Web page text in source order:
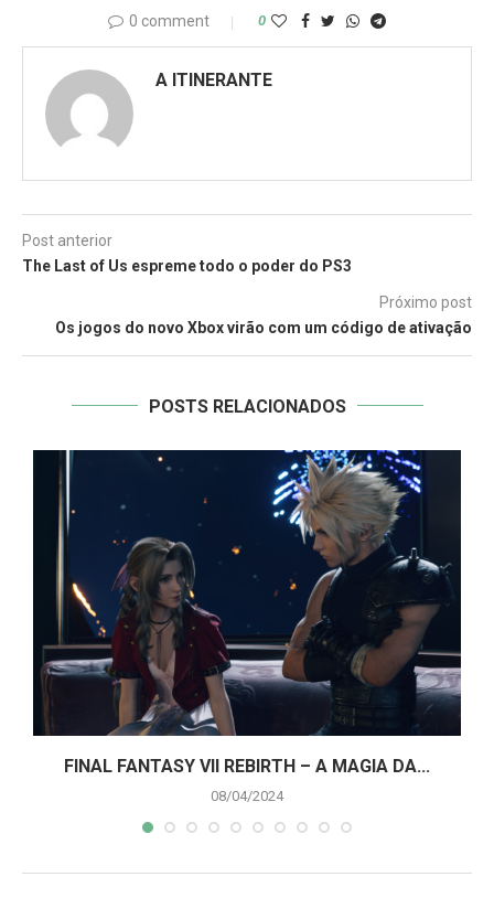
0 comment 0
A ITINERANTE
Post anterior
The Last of Us espreme todo o poder do PS3
Próximo post
Os jogos do novo Xbox virão com um código de ativação
POSTS RELACIONADOS
FINAL FANTASY VII REBIRTH – A MAGIA DA...
08/04/2024